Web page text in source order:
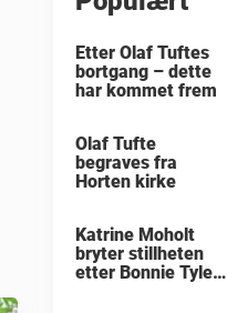
Etter Olaf Tuftes
bortgang – dette
har kommet frem
Olaf Tufte
begraves fra
Horten kirke
Katrine Moholt
bryter stillheten
etter Bonnie Tylers